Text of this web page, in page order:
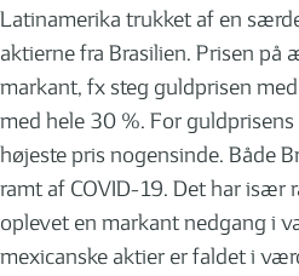
Latinamerika trukket af en
aktierne fra Brasilien. Prisen på
markant, fx steg guldprisen
med hele 30 %. For
højeste pris nogensinde. Både
ramt af COVID-19. Det har især
oplevet en markant nedgang i
mexicanske aktier er faldet i